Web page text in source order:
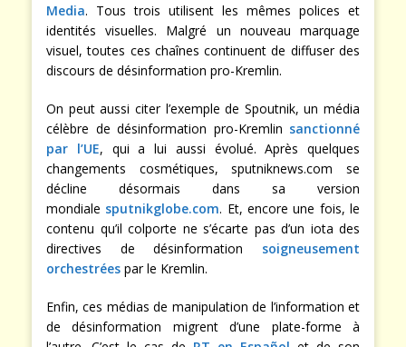
Media. Tous trois utilisent les mêmes polices et
identités visuelles. Malgré un nouveau marquage
visuel, toutes ces chaînes continuent de diffuser des
discours de désinformation pro-Kremlin.
On peut aussi citer l’exemple de Spoutnik, un média
célèbre de désinformation pro-Kremlin sanctionné
par l’UE, qui a lui aussi évolué. Après quelques
changements cosmétiques, sputniknews.com se
décline désormais dans sa version
mondiale sputnikglobe.com. Et, encore une fois, le
contenu qu’il colporte ne s’écarte pas d’un iota des
directives de désinformation soigneusement
orchestrées par le Kremlin.
Enfin, ces médias de manipulation de l’information et
de désinformation migrent d’une plate-forme à